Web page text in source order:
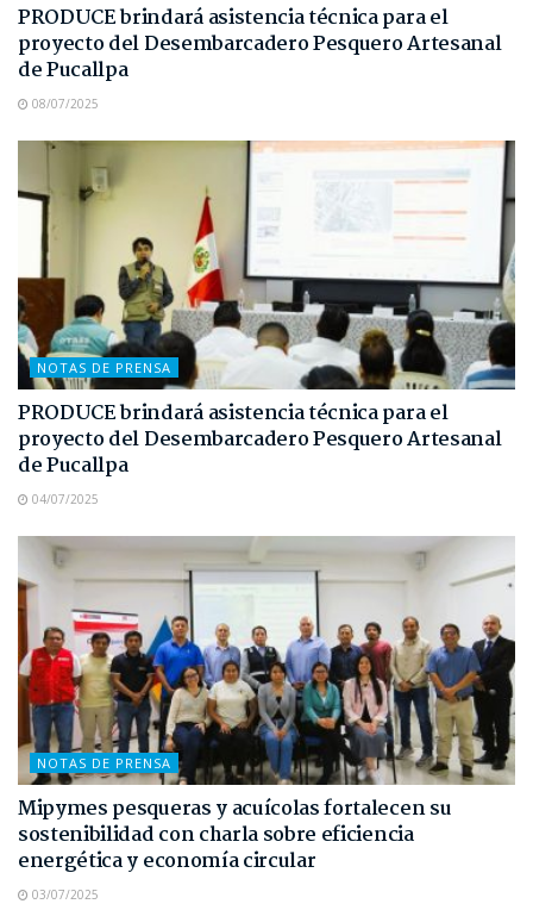
PRODUCE brindará asistencia técnica para el
proyecto del Desembarcadero Pesquero Artesanal
de Pucallpa
08/07/2025
NOTAS DE PRENSA
PRODUCE brindará asistencia técnica para el
proyecto del Desembarcadero Pesquero Artesanal
de Pucallpa
04/07/2025
NOTAS DE PRENSA
Mipymes pesqueras y acuícolas fortalecen su
sostenibilidad con charla sobre eficiencia
energética y economía circular
03/07/2025